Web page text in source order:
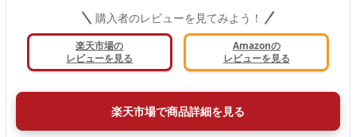
購入者のレビューを見てみよう！
楽天市場の
レビューを見る
Amazonの
レビューを見る
楽天市場で商品詳細を見る